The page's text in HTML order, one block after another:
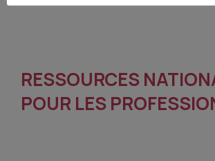
RESSOURCES
POUR LES